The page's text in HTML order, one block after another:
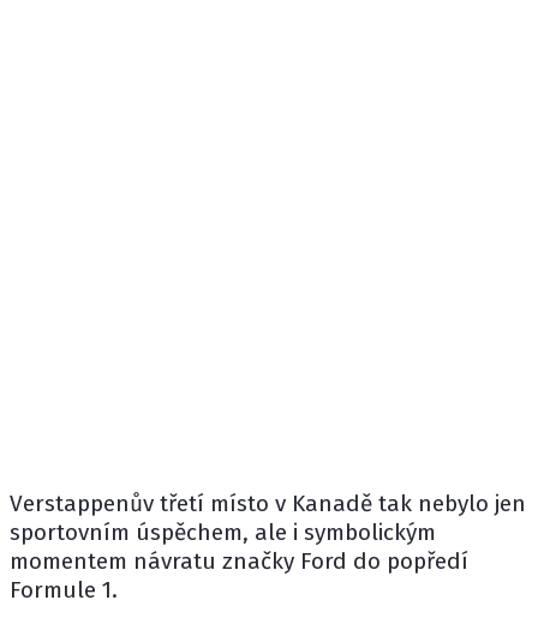
Verstappenův třetí místo v Kanadě tak nebylo jen
sportovním úspěchem, ale i symbolickým
momentem návratu značky Ford do popředí
Formule 1.